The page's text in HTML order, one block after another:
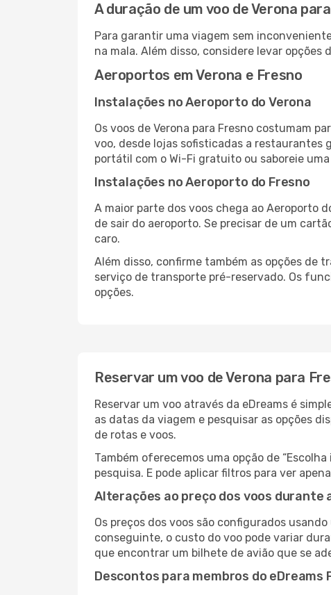
A duração de um voo de Verona
Para garantir uma viagem sem
na mala. Além disso, considere levar
Aeroportos em Verona e Fresno
Instalações no Aeroporto do Verona
Os voos de Verona para Fresno costumam
voo, desde lojas sofisticadas a restaurantes
portátil com o Wi-Fi gratuito ou saboreie
Instalações no Aeroporto do Fresno
A maior parte dos voos chega ao Aeroporto
de sair do aeroporto. Se precisar de um
caro.
Além disso, confirme também as opções de
serviço de transporte pré-reservado. Os
opções.
Reservar um voo de Verona para
Reservar um voo através da eDreams é
as datas da viagem e pesquisar as opções
de rotas e voos.
Também oferecemos uma opção de
pesquisa. E pode aplicar filtros para ver
Alterações ao preço dos voos durante
Os preços dos voos são configurados
conseguinte, o custo do voo pode variar
que encontrar um bilhete de avião que se
Descontos para membros do eDreams